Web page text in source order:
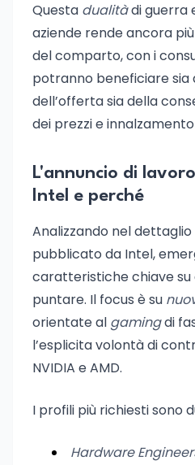
Questa dualitàdi guerra
aziende rende ancora
del comparto, con i
potranno beneficiare sia
dell’offerta sia della
dei prezzi e
L'annuncio di
Intel e perché
Analizzando nel dettaglio
pubblicato da Intel,
caratteristiche chiave su
puntare. Il focus è su
orientate al gamingdi
l’esplicita volontà di
NVIDIA e AMD.
I profili più richiesti sono
Hardware